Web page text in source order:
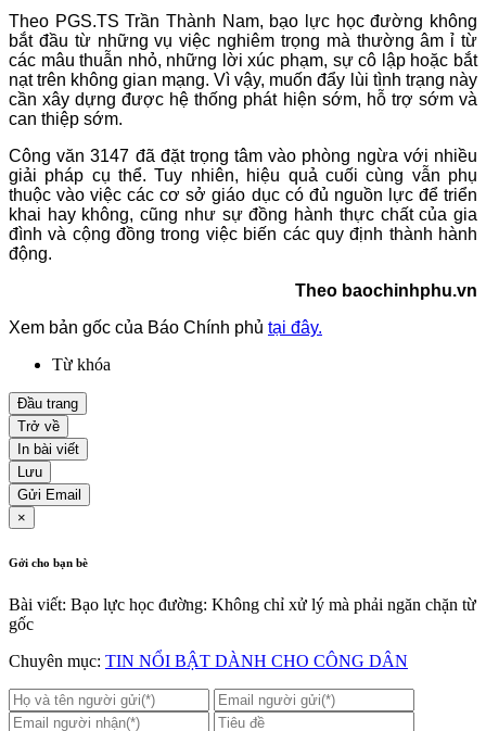
Theo PGS.TS Trần Thành Nam, bạo lực học đường không
bắt đầu từ những vụ việc nghiêm trọng mà thường âm ỉ từ
các mâu thuẫn nhỏ, những lời xúc phạm, sự cô lập hoặc bắt
nạt trên không gian mạng. Vì vậy, muốn đẩy lùi tình trạng này
cần xây dựng được hệ thống phát hiện sớm, hỗ trợ sớm và
can thiệp sớm.
Công văn 3147 đã đặt trọng tâm vào phòng ngừa với nhiều
giải pháp cụ thể. Tuy nhiên, hiệu quả cuối cùng vẫn phụ
thuộc vào việc các cơ sở giáo dục có đủ nguồn lực để triển
khai hay không, cũng như sự đồng hành thực chất của gia
đình và cộng đồng trong việc biến các quy định thành hành
động.
Theo baochinhphu.vn
Xem bản gốc của Báo Chính phủ tại đây.
Từ khóa
Đầu trang
Trở về
In bài viết
Lưu
Gửi Email
×
Gởi cho bạn bè
Bài viết: Bạo lực học đường: Không chỉ xử lý mà phải ngăn chặn từ
gốc
Chuyên mục: TIN NỔI BẬT DÀNH CHO CÔNG DÂN